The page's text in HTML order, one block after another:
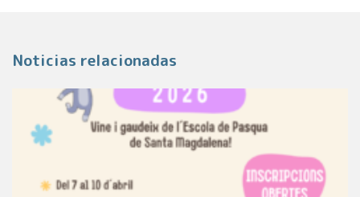
Noticias relacionadas